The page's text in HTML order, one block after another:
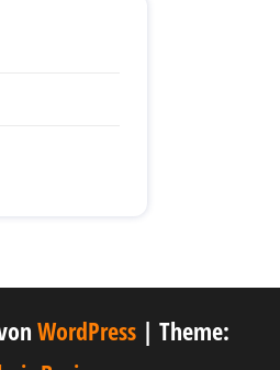
WordPress | Theme: